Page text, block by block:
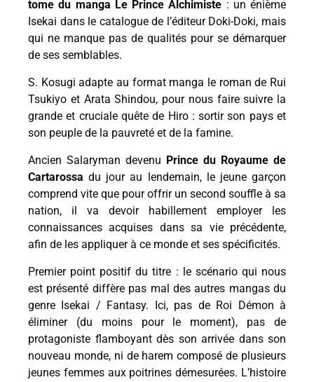
tome du manga Le Prince Alchimiste : un énième
Isekai dans le catalogue de l’éditeur Doki-Doki, mais
qui ne manque pas de qualités pour se démarquer
de ses semblables.
S. Kosugi adapte au format manga le roman de Rui
Tsukiyo et Arata Shindou, pour nous faire suivre la
grande et cruciale quête de Hiro : sortir son pays et
son peuple de la pauvreté et de la famine.
Ancien Salaryman devenu Prince du Royaume de
Cartarossa du jour au lendemain, le jeune garçon
comprend vite que pour offrir un second souffle à sa
nation, il va devoir habillement employer les
connaissances acquises dans sa vie précédente,
afin de les appliquer à ce monde et ses spécificités.
Premier point positif du titre : le scénario qui nous
est présenté diffère pas mal des autres mangas du
genre Isekai / Fantasy. Ici, pas de Roi Démon à
éliminer (du moins pour le moment), pas de
protagoniste flamboyant dès son arrivée dans son
nouveau monde, ni de harem composé de plusieurs
jeunes femmes aux poitrines démesurées. L’histoire